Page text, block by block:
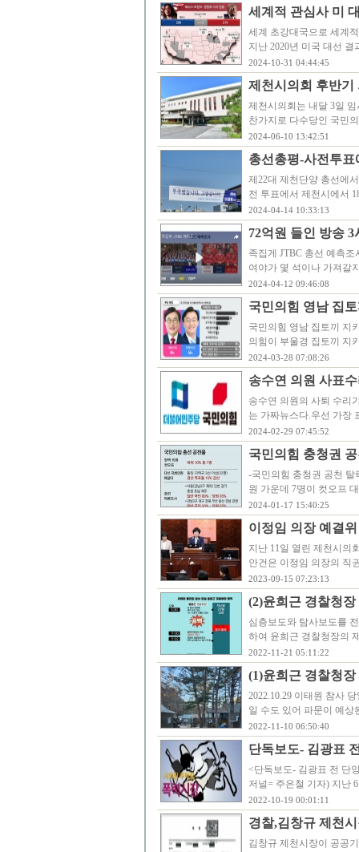
세계적 관심사 미
세계 초강대국으로 세계
지난 2020년 미국 대선
2024-10-31 04:44:45
제천시의회 후반
제천시의회는 내달 3일
찬가지로 다수당인 국민
2024-06-10 13:42:51
총선총평-사전투
제22대 제천단양 총선에
전 투표에서 제천시에서
2024-04-14 10:33:13
72억원 들인 방송
족집게 JTBC 총선 예측
여야가 몇 석이나 가져갈
2024-04-12 09:46:08
국민의힘 영남 집
국민의힘 영남 집토끼 지
의힘이 부울경 집토끼 지
2024-03-28 07:08:26
송수연 의원 사표
송수연 의원의 사퇴 수리
는 가짜뉴스다.우선 가장
2024-02-29 07:45:52
국민의힘 충청권
-국민의힘 충청권 공천 탈
원 가운데 7명이 컷오프
2024-01-17 15:40:25
이정임 의장 예결
지난 11일 열린 제천시의
안건은 이정임 의장의 직
2023-09-15 07:23:13
(2)윤희근 경찰청
심층보도와 탐사보도를
하여 윤희근 경찰청장의
2022-11-21 05:11:22
(1)윤희근 경찰청
2022.10.29 이태원 참사
일 수도 있어 파문이 예상
2022-11-10 06:50:40
단독보도- 김광표
<단독보도- 김광표 전 단
저널= 주은철 기자) 지난
2022-10-19 00:01:11
경찰,김창규 제천
김창규 제천시장이 공공